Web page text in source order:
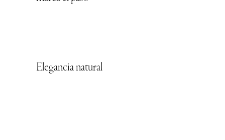
Elegancia natural